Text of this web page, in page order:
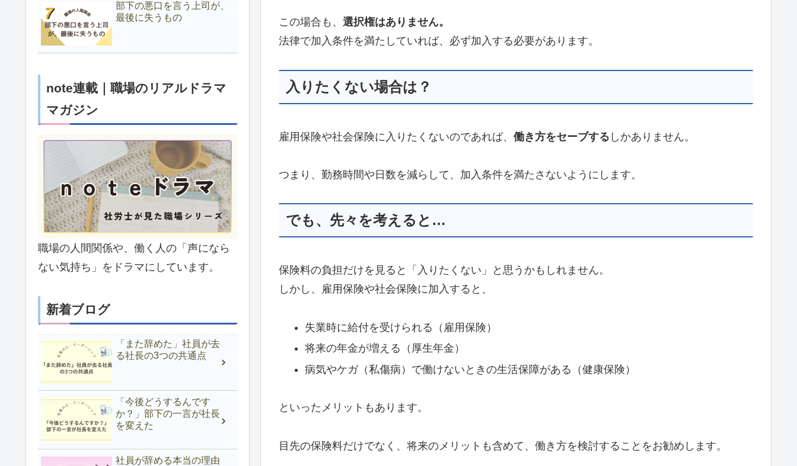
この場合も、 選択権はありません。
法律で加入条件を満たしていれば、必ず加入する必要があります。
入りたくない場合は？
雇用保険や社会保険に入りたくないのであれば、 働き方をセーブする しかありません。
つまり、勤務時間や日数を減らして、加入条件を満たさないようにします。
でも、先々を考えると…
保険料の負担だけを見ると「入りたくない」と思うかもしれません。
しかし、雇用保険や社会保険に加入すると、
失業時に給付を受けられる（雇用保険）
将来の年金が増える（厚生年金）
病気やケガ（私傷病）で働けないときの生活保障がある（健康保険）
といったメリットもあります。
目先の保険料だけでなく、将来のメリットも含めて、働き方を検討することをお勧めします。
部下の悪口を言う上司が、
最後に失うもの
note連載｜職場のリアルドラマ
マガジン
職場の人間関係や、働く人の「声になら
ない気持ち」をドラマにしています。
新着ブログ
「また辞めた」社員が去
る社長の3つの共通点
「今後どうするんです
か？」部下の一言が社長
を変えた
社員が辞める本当の理由